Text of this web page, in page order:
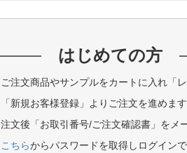
で
探
す
はじめての方
ご注文商品やサンプルをカートに入れ「
「新規お客様登録」よりご注文を進めます
注文後「お取引番号/ご注文確認書」をメ
こちらからパスワードを取得しログインで